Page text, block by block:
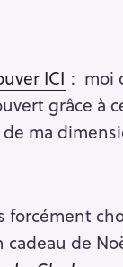
ICI : moi
grâce à
de ma
de